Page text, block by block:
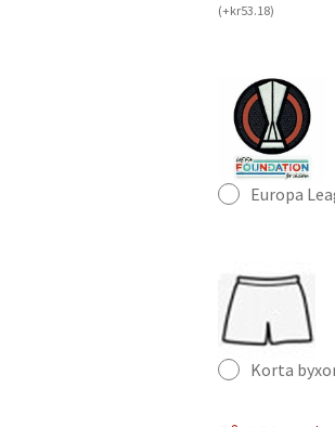
(+kr53.18)
Europa
Korta